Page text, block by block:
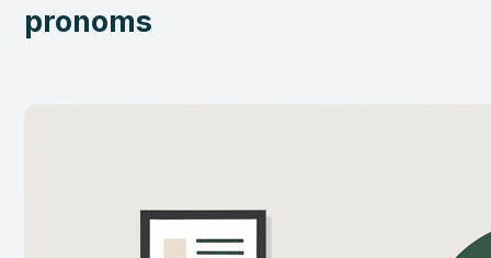
pronoms